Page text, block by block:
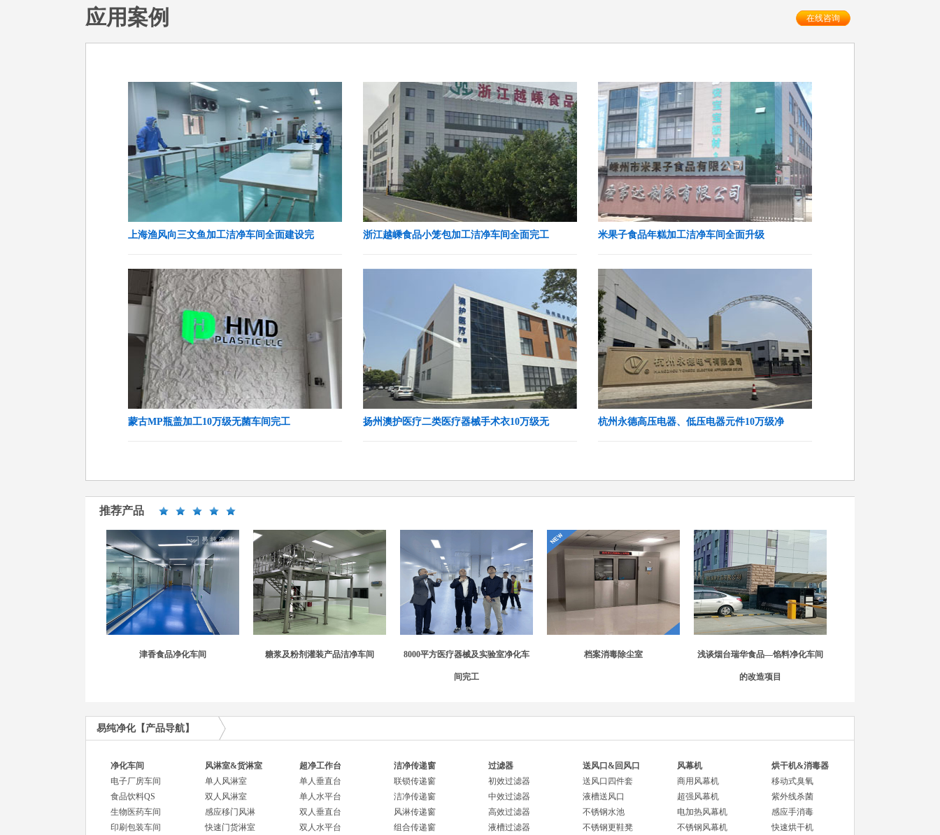
应用案例 在线咨询
上海渔风向三文鱼加工洁净车间全面建设完 浙江越嵊食品小笼包加工洁净车间全面完工 米果子食品年糕加工洁净车间全面升级
蒙古MP瓶盖加工10万级无菌车间完工 扬州澳护医疗二类医疗器械手术衣10万级无 杭州永德高压电器、低压电器元件10万级净
推荐产品
津香食品净化车间 糖浆及粉剂灌装产品洁净车间 8000平方医疗器械及实验室净化车
间完工
档案消毒除尘室 浅谈烟台瑞华食品—馅料净化车间
的改造项目
易纯净化【产品导航】
净化车间
电子厂房车间
食品饮料QS
生物医药车间
印刷包装车间
风淋室&货淋室
单人风淋室
双人风淋室
感应移门风淋
快速门货淋室
超净工作台
单人垂直台
单人水平台
双人垂直台
双人水平台
洁净传递窗
联锁传递窗
洁净传递窗
风淋传递窗
组合传递窗
过滤器
初效过滤器
中效过滤器
高效过滤器
液槽过滤器
送风口&回风口
送风口四件套
液槽送风口
不锈钢水池
不锈钢更鞋凳
风幕机
商用风幕机
超强风幕机
电加热风幕机
不锈钢风幕机
烘干机&消毒器
移动式臭氧
紫外线杀菌
感应手消毒
快速烘干机